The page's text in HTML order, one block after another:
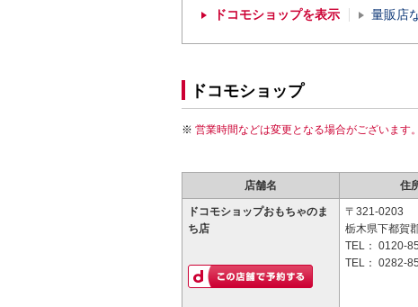
ドコモショップを表示 量販店
ドコモショップ
営業時間などは変更となる場合がございます
店舗名 住
ドコモショップおもちゃのま
ち店
〒321-0203
栃木県下都賀
TEL： 0120-
TEL： 0282-